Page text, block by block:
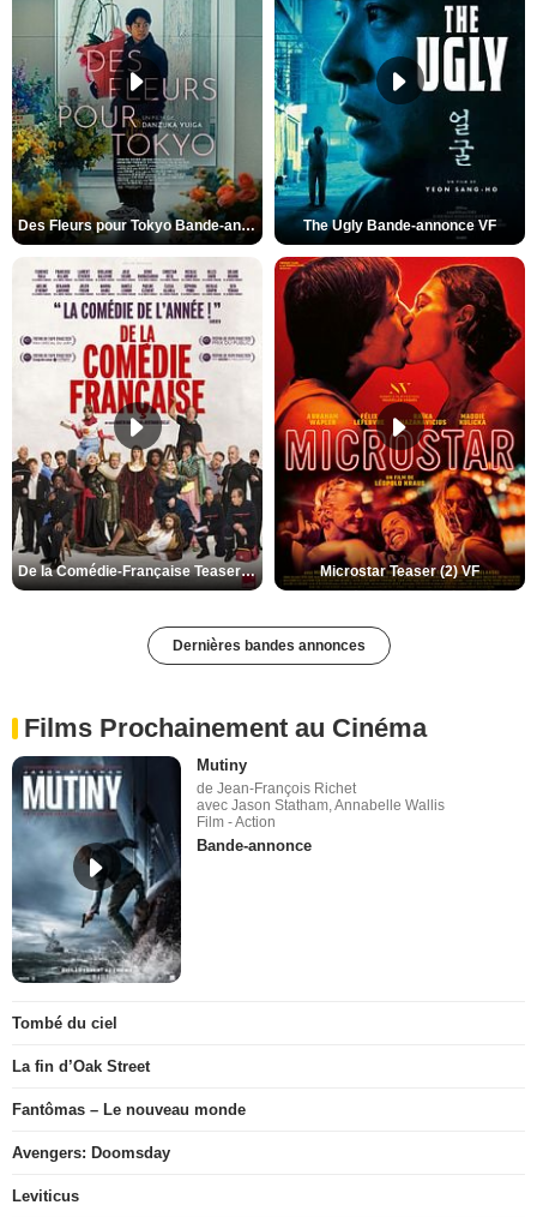
Des Fleurs pour Tokyo Bande-annonce VO STFR The Ugly Bande-annonce VF
De la Comédie-Française Teaser (3) VF Microstar Teaser (2) VF
Dernières bandes annonces
Films Prochainement au Cinéma
Mutiny
de Jean-François Richet
avec Jason Statham, Annabelle Wallis
Film - Action
Bande-annonce
Tombé du ciel
La fin d’Oak Street
Fantômas – Le nouveau monde
Avengers: Doomsday
Leviticus